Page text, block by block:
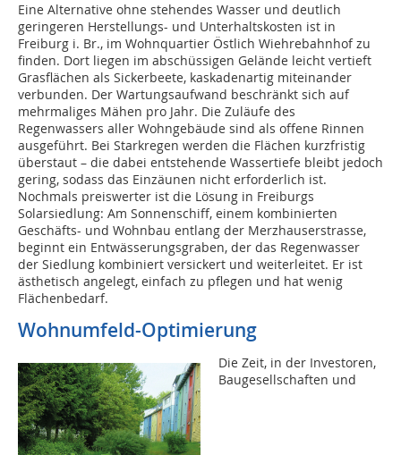
Eine Alternative ohne stehendes Wasser und deutlich
geringeren Herstellungs- und Unterhaltskosten ist in
Freiburg i. Br., im Wohnquartier Östlich Wiehrebahnhof zu
finden. Dort liegen im abschüssigen Gelände leicht vertieft
Grasflächen als Sickerbeete, kaskadenartig miteinander
verbunden. Der Wartungsaufwand beschränkt sich auf
mehrmaliges Mähen pro Jahr. Die Zuläufe des
Regenwassers aller Wohngebäude sind als offene Rinnen
ausgeführt. Bei Starkregen werden die Flächen kurzfristig
überstaut – die dabei entstehende Wassertiefe bleibt jedoch
gering, sodass das Einzäunen nicht erforderlich ist.
Nochmals preiswerter ist die Lösung in Freiburgs
Solarsiedlung: Am Sonnenschiff, einem kombinierten
Geschäfts- und Wohnbau entlang der Merzhauserstrasse,
beginnt ein Entwässerungsgraben, der das Regenwasser
der Siedlung kombiniert versickert und weiterleitet. Er ist
ästhetisch angelegt, einfach zu pflegen und hat wenig
Flächenbedarf.
Wohnumfeld-Optimierung
Die Zeit, in der Investoren,
Baugesellschaften und